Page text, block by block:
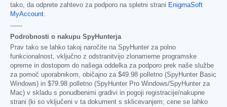
tako, da odprete zahtevo za podporo na spletni strani EnigmaSoft
MyAccount.
------
Podrobnosti o nakupu SpyHunterja
Prav tako se lahko takoj naročite na SpyHunter za polno
funkcionalnost, vključno z odstranitvijo zlonamerne programske
opreme in dostopom do našega oddelka za podporo prek naše službe
za pomoč uporabnikom, običajno za $49.98 polletno (SpyHunter Basic
Windows) in $79.98 polletno (SpyHunter Pro Windows/SpyHunter za
Mac) v skladu s ponudbenimi gradivi in pogoji registracije/nakupne
strani (ki so vključeni v ta dokument s sklicevanjem; cene se lahko